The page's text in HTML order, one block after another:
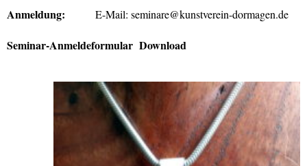
Anmeldung: E-Mail: seminare@kunstverein-dormagen.de
Seminar-Anmeldeformular Download